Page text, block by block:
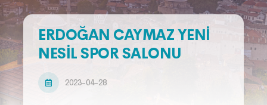
ERDOĞAN CAYMAZ YENI
NESIL SPOR SALONU
2023-04-28